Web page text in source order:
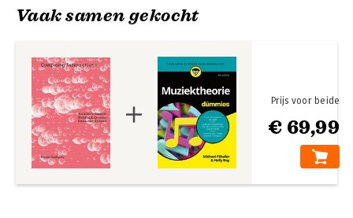
Vaak samen gekocht
€ 69,99
Prijs voor beide